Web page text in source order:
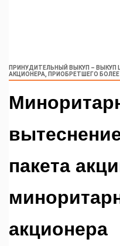
ПРИНУДИТЕЛЬНЫЙ ВЫКУП –
АКЦИОНЕРА, ПРИОБРЕТШЕГО
пакета
акционера